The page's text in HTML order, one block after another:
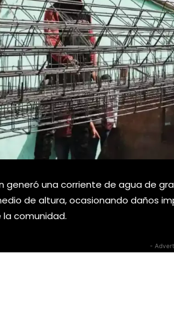
generó una corriente de agua de
de altura, ocasionando daños
comunidad.
-